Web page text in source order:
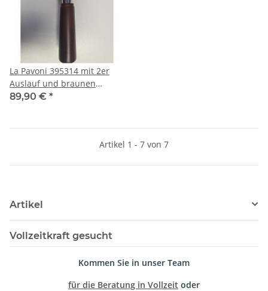
La Pavoni 395314 mit 2er
Auslauf und braunen
Holzgriff - für Modell 49mm
89,90 € *
Artikel 1 - 7 von 7
Artikel
Vollzeitkraft gesucht
Kommen Sie in unser Team
für die Beratung in Vollzeit oder